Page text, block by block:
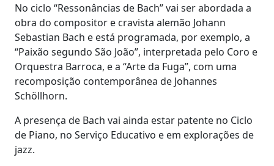
No ciclo “Ressonâncias de Bach” vai ser abordada a
obra do compositor e cravista alemão Johann
Sebastian Bach e está programada, por exemplo, a
“Paixão segundo São João”, interpretada pelo Coro e
Orquestra Barroca, e a “Arte da Fuga”, com uma
recomposição contemporânea de Johannes
Schöllhorn.
A presença de Bach vai ainda estar patente no Ciclo
de Piano, no Serviço Educativo e em explorações de
jazz.